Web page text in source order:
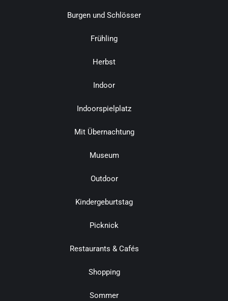
Burgen und Schlösser
Frühling
Herbst
Indoor
Indoorspielplatz
Mit Übernachtung
Museum
Outdoor
Kindergeburtstag
Picknick
Restaurants & Cafés
Shopping
Sommer